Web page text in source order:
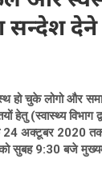
देने
हो चुके लोगो और
हेतु (स्वास्थ्य विभाग
अक्टूबर 2020 तक
सुबह 9:30 बजे